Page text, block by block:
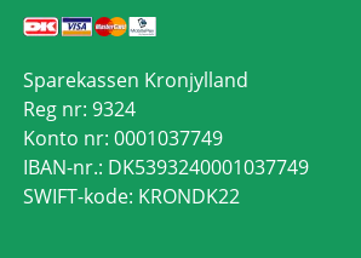
Sparekassen Kronjylland
Reg nr: 9324
Konto nr: 0001037749
IBAN-nr.: DK5393240001037749
SWIFT-kode: KRONDK22